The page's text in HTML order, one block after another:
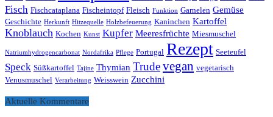
Fisch Fischcataplana Fischeintopf Fleisch Funktion Garnelen Gemüse
Geschichte Herkunft Hitzequelle Holzbefeuerung Kaninchen Kartoffel
Knoblauch Kochen Kunst Kupfer Meeresfrüchte Miesmuschel
Natriumhydrogencarbonat Nordafrika Pflege Portugal Rezept Seeteufel
Speck Süßkartoffel Tajine Thymian Trudevegan vegetarisch
Venusmuschel Verarbeitung Weisswein Zucchini
Aktuelle Kommentare